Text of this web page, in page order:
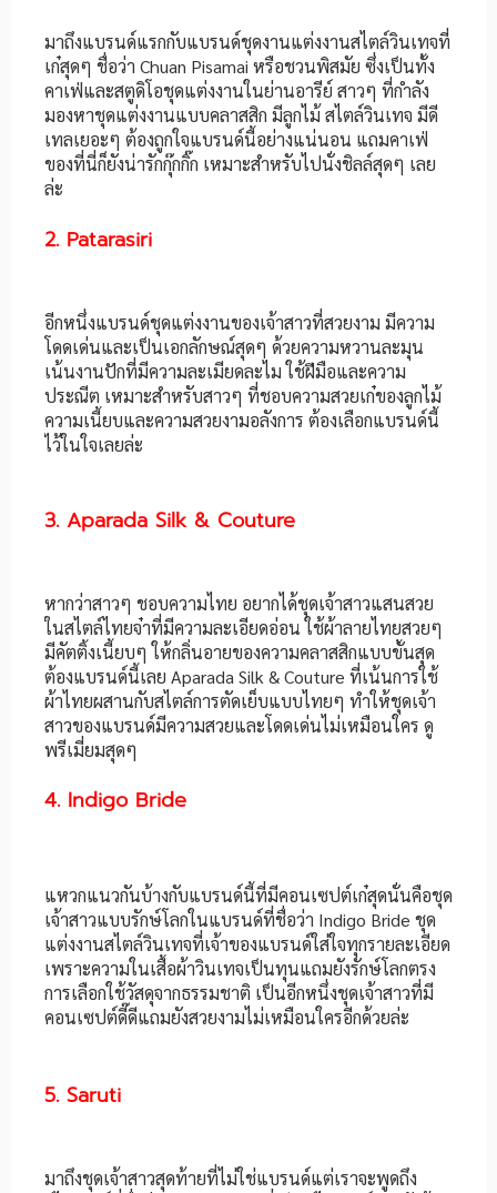
มาถึงแบรนด์แรกกับแบรนด์ชุดงานแต่งงานสไตล์วินเทจที่
เก๋สุดๆ ชื่อว่า Chuan Pisamai หรือชวนพิสมัย ซึ่งเป็นทั้ง
คาเฟ่และสตูดิโอชุดแต่งงานในย่านอารีย์ สาวๆ ที่กำลัง
มองหาชุดแต่งงานแบบคลาสสิก มีลูกไม้ สไตล์วินเทจ มีดี
เทลเยอะๆ ต้องถูกใจแบรนด์นี้อย่างแน่นอน แถมคาเฟ่
ของที่นี่ก็ยังน่ารักกุ๊กกิ๊ก เหมาะสำหรับไปนั่งชิลล์สุดๆ เลย
ล่ะ
2. Patarasiri
อีกหนึ่งแบรนด์ชุดแต่งงานของเจ้าสาวที่สวยงาม มีความ
โดดเด่นและเป็นเอกลักษณ์สุดๆ ด้วยความหวานละมุน
เน้นงานปักที่มีความละเมียดละไม ใช้ฝีมือและความ
ประณีต เหมาะสำหรับสาวๆ ที่ชอบความสวยเก๋ของลูกไม้
ความเนี้ยบและความสวยงามอลังการ ต้องเลือกแบรนด์นี้
ไว้ในใจเลยล่ะ
3. Aparada Silk & Couture
หากว่าสาวๆ ชอบความไทย อยากได้ชุดเจ้าสาวแสนสวย
ในสไตล์ไทยจ๋าที่มีความละเอียดอ่อน ใช้ผ้าลายไทยสวยๆ
มีคัตติ้งเนี้ยบๆ ให้กลิ่นอายของความคลาสสิกแบบขั้นสุด
ต้องแบรนด์นี้เลย Aparada Silk & Couture ที่เน้นการใช้
ผ้าไทยผสานกับสไตล์การตัดเย็บแบบไทยๆ ทำให้ชุดเจ้า
สาวของแบรนด์มีความสวยและโดดเด่นไม่เหมือนใคร ดู
พรีเมี่ยมสุดๆ
4. Indigo Bride
แหวกแนวกันบ้างกับแบรนด์นี้ที่มีคอนเซปต์เก๋สุดนั่นคือชุด
เจ้าสาวแบบรักษ์โลกในแบรนด์ที่ชื่อว่า Indigo Bride ชุด
แต่งงานสไตล์วินเทจที่เจ้าของแบรนด์ใส่ใจทุกรายละเอียด
เพราะความในเสื้อผ้าวินเทจเป็นทุนแถมยังรักษ์โลกตรง
การเลือกใช้วัสดุจากธรรมชาติ เป็นอีกหนึ่งชุดเจ้าสาวที่มี
คอนเซปต์ดี๊ดีแถมยังสวยงามไม่เหมือนใครอีกด้วยล่ะ
5. Saruti
มาถึงชุดเจ้าสาวสุดท้ายที่ไม่ใช่แบรนด์แต่เราจะพูดถึง